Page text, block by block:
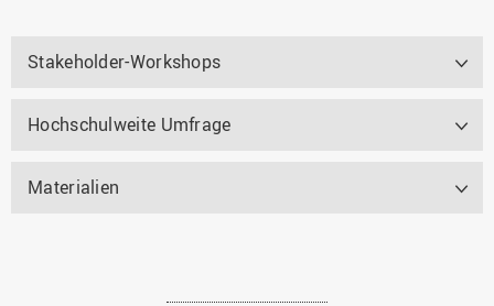
Stakeholder-Workshops
Hochschulweite Umfrage
Materialien